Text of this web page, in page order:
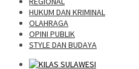
HUKUM DAN KRIMINAL
OLAHRAGA
OPINI PUBLIK
STYLE DAN BUDAYA